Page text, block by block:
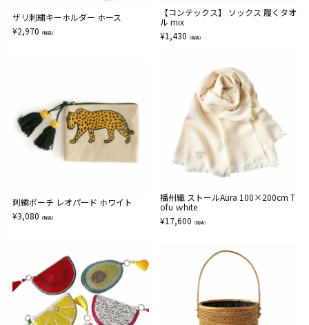
ザリ刺繍キーホルダー ホース
¥2,970 （税込）
【コンテックス】 ソックス 履くタオ
ル mix
¥1,430 （税込）
刺繍ポーチ レオパード ホワイト
¥3,080 （税込）
播州織 ストールAura 100×200cm T
ofu ｗhite
¥17,600 （税込）